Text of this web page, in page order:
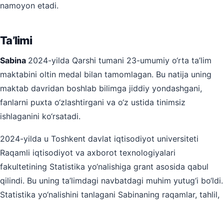
namoyon etadi.
Ta’limi
Sabina 2024-yilda Qarshi tumani 23-umumiy o‘rta ta’lim
maktabini oltin medal bilan tamomlagan. Bu natija uning
maktab davridan boshlab bilimga jiddiy yondashgani,
fanlarni puxta o‘zlashtirgani va o‘z ustida tinimsiz
ishlaganini ko‘rsatadi.
2024-yilda u Toshkent davlat iqtisodiyot universiteti
Raqamli iqtisodiyot va axborot texnologiyalari
fakultetining Statistika yo‘nalishiga grant asosida qabul
qilindi. Bu uning ta’limdagi navbatdagi muhim yutug‘i bo‘ldi.
Statistika yo‘nalishini tanlagani Sabinaning raqamlar, tahlil,